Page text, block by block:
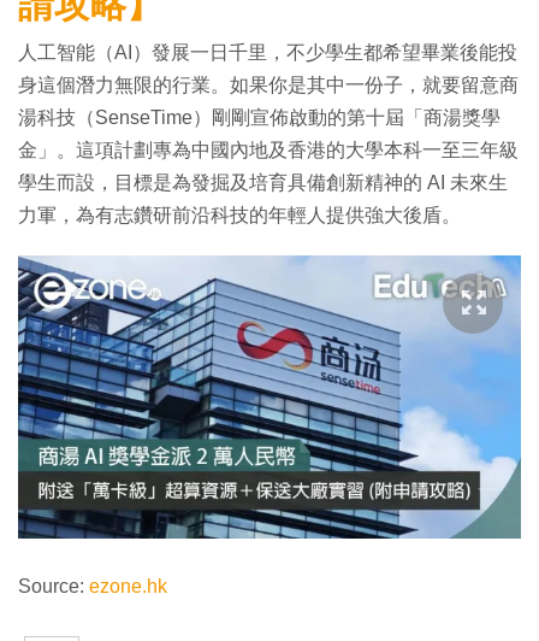
人工智能（AI）發展一日千里，不少學生都希望畢業後能投
身這個潛力無限的行業。如果你是其中一份子，就要留意商
湯科技（SenseTime）剛剛宣佈啟動的第十屆「商湯獎學
金」。這項計劃專為中國內地及香港的大學本科一至三年級
學生而設，目標是為發掘及培育具備創新精神的 AI 未來生
力軍，為有志鑽研前沿科技的年輕人提供強大後盾。
Source: ezone.hk